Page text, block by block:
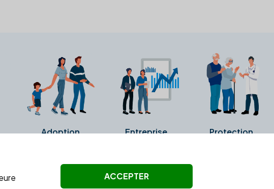
Adoption Entreprise Protection
ni été collectés ni été vérifiés par Alexia.fr.
ACCEPTER